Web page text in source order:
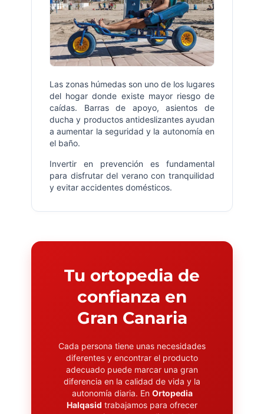
Las zonas húmedas son uno de los lugares
del hogar donde existe mayor riesgo de
caídas. Barras de apoyo, asientos de
ducha y productos antideslizantes ayudan
a aumentar la seguridad y la autonomía en
el baño.
Invertir en prevención es fundamental
para disfrutar del verano con tranquilidad
y evitar accidentes domésticos.
Tu ortopedia de
confianza en
Gran Canaria
Cada persona tiene unas necesidades
diferentes y encontrar el producto
adecuado puede marcar una gran
diferencia en la calidad de vida y la
autonomía diaria. En Ortopedia
Halqasid trabajamos para ofrecer